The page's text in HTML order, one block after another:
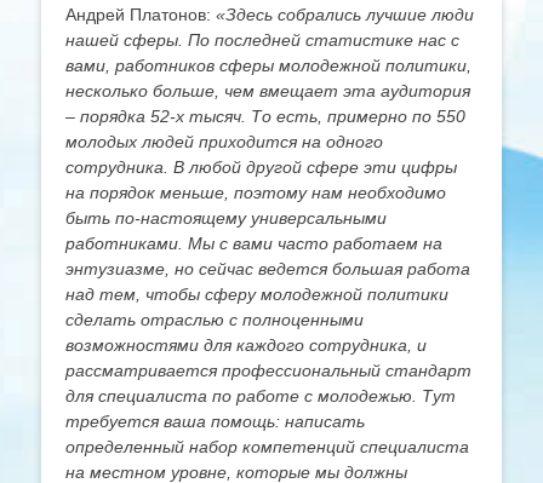
Андрей Платонов: «Здесь собрались лучшие люди
нашей сферы. По последней статистике нас с
вами, работников сферы молодежной политики,
несколько больше, чем вмещает эта аудитория
– порядка 52-х тысяч. То есть, примерно по 550
молодых людей приходится на одного
сотрудника. В любой другой сфере эти цифры
на порядок меньше, поэтому нам необходимо
быть по-настоящему универсальными
работниками. Мы с вами часто работаем на
энтузиазме, но сейчас ведется большая работа
над тем, чтобы сферу молодежной политики
сделать отраслью с полноценными
возможностями для каждого сотрудника, и
рассматривается профессиональный стандарт
для специалиста по работе с молодежью. Тут
требуется ваша помощь: написать
определенный набор компетенций специалиста
на местном уровне, которые мы должны